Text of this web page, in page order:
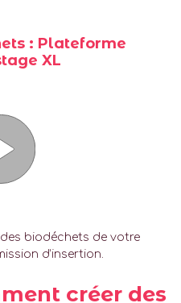
: Plateforme
XL
biodéchets de votre
d’insertion.
créer des